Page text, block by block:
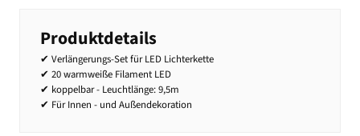
Produktdetails
✔ Verlängerungs-Set für LED Lichterkette
✔ 20 warmweiße Filament LED
✔ koppelbar - Leuchtlänge: 9,5m
✔ Für Innen - und Außendekoration